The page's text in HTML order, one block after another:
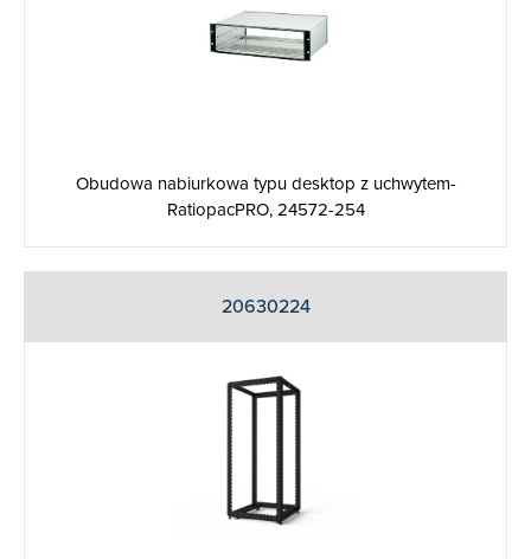
Obudowa nabiurkowa typu desktop z uchwytem-
RatiopacPRO, 24572-254
20630224